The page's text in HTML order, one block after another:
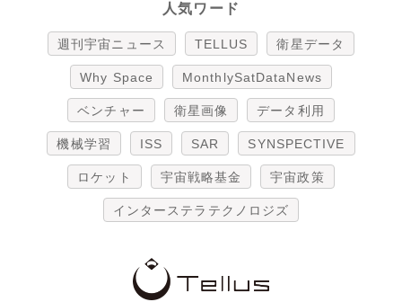
人気ワード
週刊宇宙ニュース TELLUS 衛星データ
Why Space MonthlySatDataNews
ベンチャー 衛星画像 データ利用
機械学習 ISS SAR SYNSPECTIVE
ロケット 宇宙戦略基金 宇宙政策
インターステラテクノロジズ